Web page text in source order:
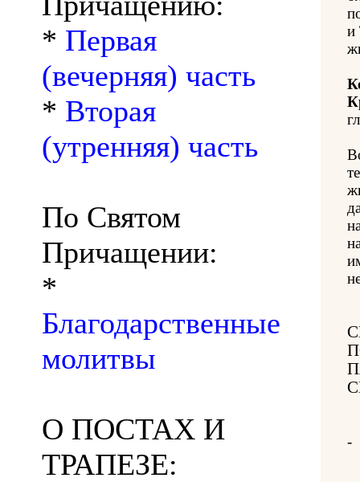
* Первая
(вечерняя) часть
* Вторая
(утренняя) часть
По Святом
Причащении:
*
Благодарственные
молитвы
О ПОСТАХ И
ТРАПЕЗЕ:
и
-